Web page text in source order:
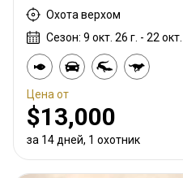
Охота верхом
Сезон: 9 окт. 26 г. - 22 окт.
Цена от
$13,000
за 14 дней, 1 охотник